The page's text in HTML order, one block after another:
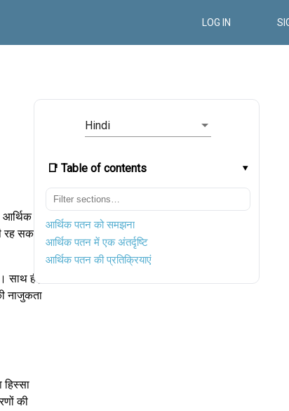
LOG IN
Hindi
📑 Table of contents
आर्थिक पतन को समझना
आर्थिक पतन में एक अंतर्दृष्टि
आर्थिक पतन की प्रतिक्रियाएं
सकती
साथ ही,
नाजुकता
की